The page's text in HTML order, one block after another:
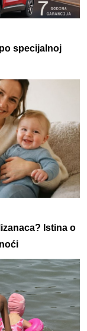
specijalnoj
Istina o